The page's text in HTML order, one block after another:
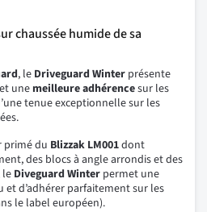
chaussée humide de sa
, le Driveguard Winter présente
une meilleure adhérencesur les
tenue exceptionnelle sur les
primé du Blizzak LM001dont
des blocs à angle arrondis et des
le Diveguard Winter permet une
et d’adhérer parfaitement sur les
le label européen).